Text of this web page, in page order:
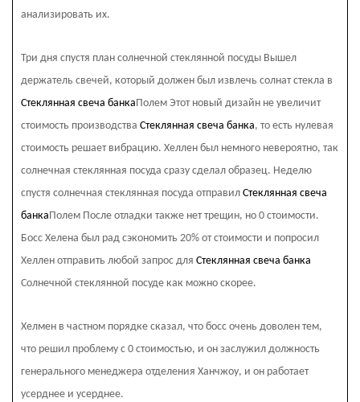
анализировать их.
Три дня спустя план солнечной стеклянной посуды Вышел
держатель свечей, который должен был извлечь солнат стекла в
Стеклянная свеча банкаПолем Этот новый дизайн не увеличит
стоимость производства Стеклянная свеча банка, то есть нулевая
стоимость решает вибрацию. Хеллен был немного невероятно, так
солнечная стеклянная посуда сразу сделал образец. Неделю
спустя солнечная стеклянная посуда отправил Стеклянная свеча
банкаПолем После отладки также нет трещин, но 0 стоимости.
Босс Хелена был рад сэкономить 20% от стоимости и попросил
Хеллен отправить любой запрос для Стеклянная свеча банка
Солнечной стеклянной посуде как можно скорее.
Хелмен в частном порядке сказал, что босс очень доволен тем,
что решил проблему с 0 стоимостью, и он заслужил должность
генерального менеджера отделения Ханчжоу, и он работает
усерднее и усерднее.